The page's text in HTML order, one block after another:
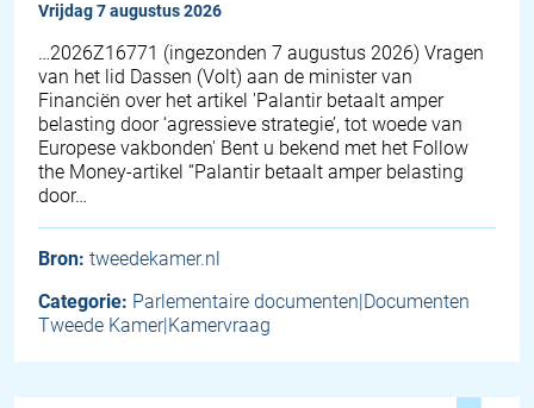
vrijdag 7 augustus 2026
… 2026Z16771 (ingezonden 7 augustus 2026) Vragen
van het lid Dassen (Volt) aan de minister van
Financiën over het artikel 'Palantir betaalt amper
belasting door ‘agressieve strategie’, tot woede van
Europese vakbonden' Bent u bekend met het Follow
the Money-artikel “Palantir betaalt amper belasting
door…
Bron: tweedekamer.nl
Categorie: Parlementaire documenten|Documenten
Tweede Kamer|Kamervraag